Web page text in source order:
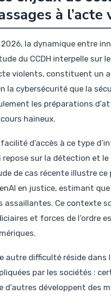
à
2026, la dynamique entre
du CCDH interpelle
violents, constituent un
la cybersécurité que la
les préparations
haineux.
d’accès à ce type
repose sur la détection et
de cas récente illustre ce
en justice, estimant
assaillantes. Ce contexte
et forces de l’ordre
autre difficulté réside
par les sociétés :
d’autres développent des